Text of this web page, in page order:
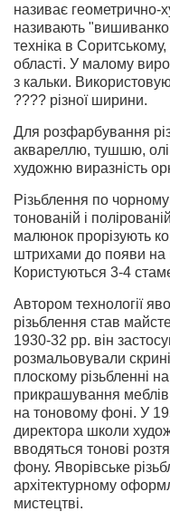
називає геометрично-
називають
техніка в
області. У малому
з кальки.
???? різної ширини.
Для розфарбування
аквареллю, тушшю,
художню виразність
Різьблення по
тонованій і
малюнок прорізують
штрихами до появи на
Користуються 3-4
Автором технології
різьблення став
1930-32 рр. він
розмальовували
плоскому різьбленні
прикрашування
на тоновому фоні. У
директора школи
вводяться тонові
фону. Яворівське
архітектурному
мистецтві.